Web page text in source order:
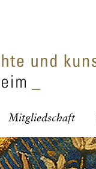
Mitgliedschaft